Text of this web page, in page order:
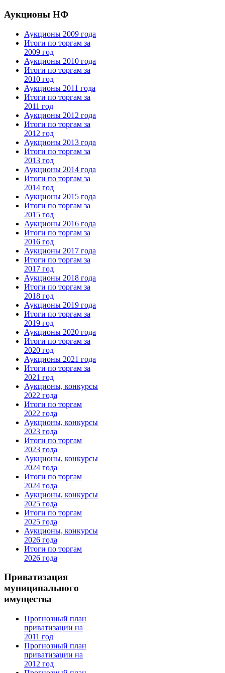
Аукционы НФ
Аукционы 2009 года
Итоги по торгам за
2009 год
Аукционы 2010 года
Итоги по торгам за
2010 год
Аукционы 2011 года
Итоги по торгам за
2011 год
Аукционы 2012 года
Итоги по торгам за
2012 год
Аукционы 2013 года
Итоги по торгам за
2013 год
Аукционы 2014 года
Итоги по торгам за
2014 год
Аукционы 2015 года
Итоги по торгам за
2015 год
Аукционы 2016 года
Итоги по торгам за
2016 год
Аукционы 2017 года
Итоги по торгам за
2017 год
Аукционы 2018 года
Итоги по торгам за
2018 год
Аукционы 2019 года
Итоги по торгам за
2019 год
Аукционы 2020 года
Итоги по торгам за
2020 год
Аукционы 2021 года
Итоги по торгам за
2021 год
Аукционы, конкурсы
2022 года
Итоги по торгам
2022 года
Аукционы, конкурсы
2023 года
Итоги по торгам
2023 года
Аукционы, конкурсы
2024 года
Итоги по торгам
2024 года
Аукционы, конкурсы
2025 года
Итоги по торгам
2025 года
Аукционы, конкурсы
2026 года
Итоги по торгам
2026 года
Приватизация
муниципального
имущества
Прогнозный план
приватизации на
2011 год
Прогнозный план
приватизации на
2012 год